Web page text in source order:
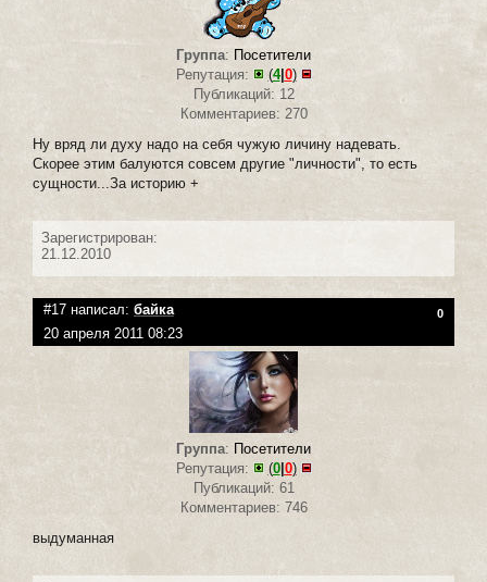
Группа: Посетители
Репутация:
(4| 0)
Публикаций: 12
Комментариев: 270
Ну вряд ли духу надо на себя чужую личину надевать.
Скорее этим балуются совсем другие "личности", то есть
сущности...За историю +
Зарегистрирован:
21.12.2010
#17 написал: байка 0
20 апреля 2011 08:23
Группа: Посетители
Репутация:
(0|0)
Публикаций: 61
Комментариев: 746
выдуманная